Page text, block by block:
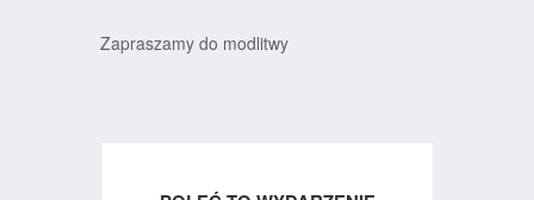
Zapraszamy do modlitwy